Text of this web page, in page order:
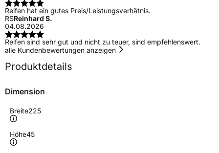
Reifen hat ein gutes Preis/Leistungsverhätnis.
RSReinhard S.
04.08.2026
Reifen sind sehr gut und nicht zu teuer, sind empfehlenswert.
alle Kundenbewertungen anzeigen
Produktdetails
Dimension
Breite225
Höhe45